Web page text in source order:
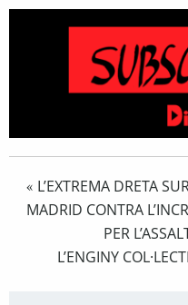
« L’EXTREMA DRETA
MADRID CONTRA
PER
L’ENGINY